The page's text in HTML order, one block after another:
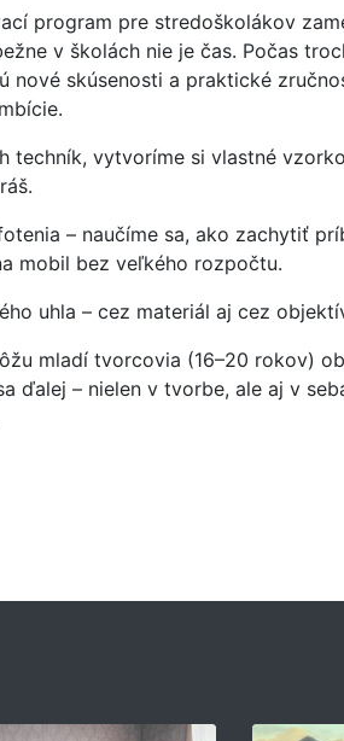
program pre stredoškolákov
v školách nie je čas. Počas
nové skúsenosti a praktické
techník, vytvoríme si vlastné
– naučíme sa, ako zachytiť
mobil bez veľkého rozpočtu.
uhla – cez materiál aj cez
mladí tvorcovia (16–20 rokov)
ďalej – nielen v tvorbe, ale aj v